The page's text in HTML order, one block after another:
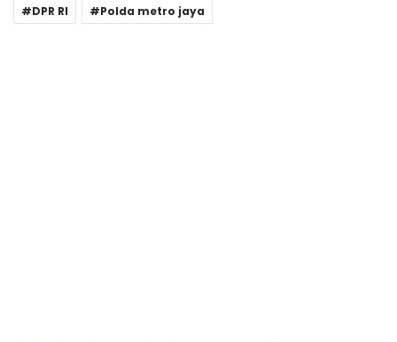
DPR RI Polda metro jaya